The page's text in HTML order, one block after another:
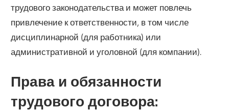
трудового законодательства и может повлечь
привлечение к ответственности, в том числе
дисциплинарной (для работника) или
административной и уголовной (для компании).
Права и обязанности
трудового договора: